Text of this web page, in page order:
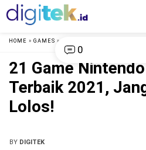
HOME » GAMES »
21 Game
Terbaik 2021,
Lolos!
BY DIGITEK
0